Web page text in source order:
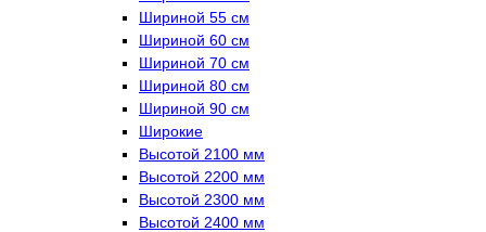
Шириной 55 см
Шириной 60 см
Шириной 70 см
Шириной 80 см
Шириной 90 см
Широкие
Высотой 2100 мм
Высотой 2200 мм
Высотой 2300 мм
Высотой 2400 мм